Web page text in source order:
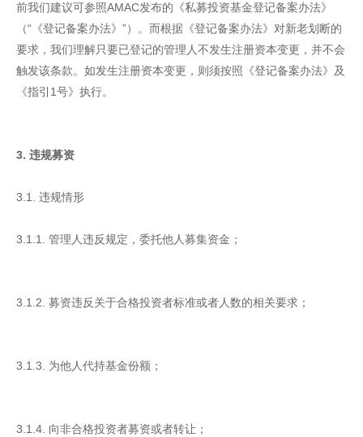
前我们建议可参照AMAC发布的《私募投资基金登记备案办法》
（“《登记备案办法》”）。而根据《登记备案办法》对新老划断的
要求，我们理解只要已登记的管理人不发生注册资本变更，并不会
触发该条款。如发生注册资本变更，则须按照《登记备案办法》及
《指引1号》执行。
3. 违规募资
3.1. 违规情形
3.1.1. 管理人违反规定，委托他人募集资金；
3.1.2. 募资违反关于合格投资者标准或者人数的相关要求；
3.1.3. 为他人代持基金份额；
3.1.4. 向非合格投资者募资或者转让；